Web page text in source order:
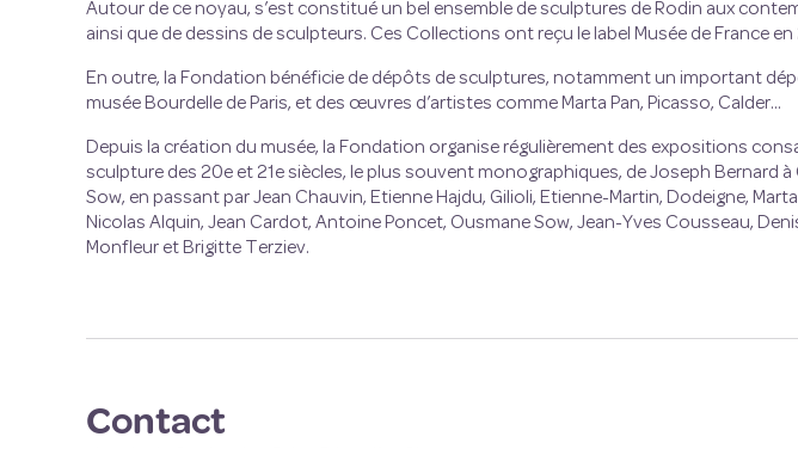
Autour de ce noyau, s’est constitué un bel ensemble de sculptures de Rodin aux
ainsi que de dessins de sculpteurs. Ces Collections ont reçu le label Musée de France
En outre, la Fondation bénéficie de dépôts de sculptures, notamment un important
musée Bourdelle de Paris, et des œuvres d’artistes comme Marta Pan, Picasso, Calder...
Depuis la création du musée, la Fondation organise régulièrement des expositions
sculpture des 20e et 21e siècles, le plus souvent monographiques, de Joseph Bernard à
Sow, en passant par Jean Chauvin, Etienne Hajdu, Gilioli, Etienne-Martin, Dodeigne, Marta
Nicolas Alquin, Jean Cardot, Antoine Poncet, Ousmane Sow, Jean-Yves Cousseau,
Monfleur et Brigitte Terziev.
Contact